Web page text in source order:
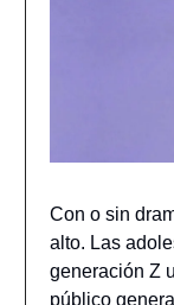
Con o sin
alto. Las
generación Z
público